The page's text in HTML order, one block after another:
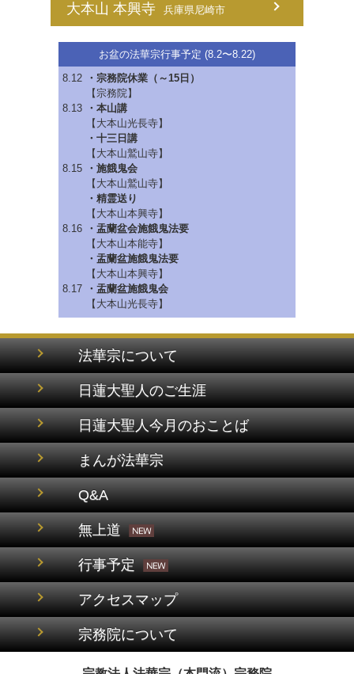
大本山 本興寺 兵庫県尼崎市
お盆の法華宗行事予定 (8.2〜8.22)
8.12
・宗務院休業（～15日）
【宗務院】
8.13
・本山講
【大本山光長寺】
・十三日講
【大本山鷲山寺】
8.15
・施餓鬼会
【大本山鷲山寺】
・精霊送り
【大本山本興寺】
8.16
・盂蘭盆会施餓鬼法要
【大本山本能寺】
・盂蘭盆施餓鬼法要
【大本山本興寺】
8.17
・盂蘭盆施餓鬼会
【大本山光長寺】
法華宗について
日蓮大聖人のご生涯
日蓮大聖人今月のおことば
まんが法華宗
Q&A
無上道
行事予定
アクセスマップ
宗務院について